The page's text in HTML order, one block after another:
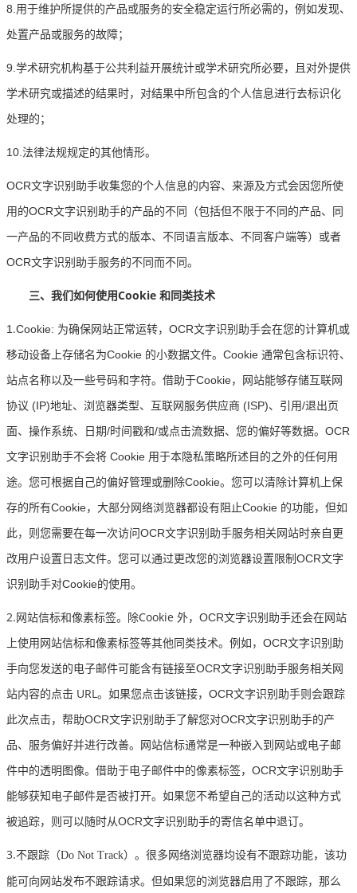
8.用于维护所提供的产品或服务的安全稳定运行所必需的，例如发现、
处置产品或服务的故障；
9.学术研究机构基于公共利益开展统计或学术研究所必要，且对外提供
学术研究或描述的结果时，对结果中所包含的个人信息进行去标识化
处理的；
10.法律法规规定的其他情形。
OCR文字识别助手收集您的个人信息的内容、来源及方式会因您所使
用的OCR文字识别助手的产品的不同（包括但不限于不同的产品、同
一产品的不同收费方式的版本、不同语言版本、不同客户端等）或者
OCR文字识别助手服务的不同而不同。
三、我们如何使用Cookie 和同类技术
1 .Cookie: 为确保网站正常运转，OCR文字识别助手会在您的计算机或
移动设备上存储名为Cookie 的小数据文件。Cookie 通常包含标识符、
站点名称以及一些号码和字符。借助于Cookie，网站能够存储互联网
协议 (IP)地址、浏览器类型、互联网服务供应商 (ISP)、引用/退出页
面、操作系统、日期/时间戳和/或点击流数据、您的偏好等数据。OCR
文字识别助手不会将 Cookie 用于本隐私策略所述目的之外的任何用
途。您可根据自己的偏好管理或删除Cookie。您可以清除计算机上保
存的所有Cookie，大部分网络浏览器都设有阻止Cookie 的功能，但如
此，则您需要在每一次访问OCR文字识别助手服务相关网站时亲自更
改用户设置日志文件。您可以通过更改您的浏览器设置限制OCR文字
识别助手对Cookie的使用。
2.网站信标和像素标签。除Cookie 外，OCR文字识别助手还会在网站
上使用网站信标和像素标签等其他同类技术。例如，OCR文字识别助
手向您发送的电子邮件可能含有链接至OCR文字识别助手服务相关网
站内容的点击 URL。如果您点击该链接，OCR文字识别助手则会跟踪
此次点击，帮助OCR文字识别助手了解您对OCR文字识别助手的产
品、服务偏好并进行改善。网站信标通常是一种嵌入到网站或电子邮
件中的透明图像。借助于电子邮件中的像素标签，OCR文字识别助手
能够获知电子邮件是否被打开。如果您不希望自己的活动以这种方式
被追踪，则可以随时从OCR文字识别助手的寄信名单中退订。
3.不跟踪（Do Not Track）。很多网络浏览器均设有不跟踪功能，该功
能可向网站发布不跟踪请求。但如果您的浏览器启用了不跟踪，那么